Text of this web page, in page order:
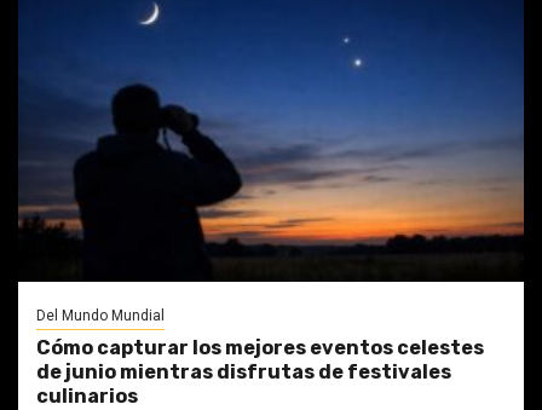
Del Mundo Mundial
Cómo capturar los mejores eventos celestes
de junio mientras disfrutas de festivales
culinarios